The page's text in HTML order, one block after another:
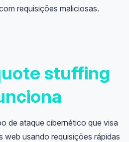
requisições maliciosas.
stuffing
de ataque cibernético que visa
web usando requisições rápidas